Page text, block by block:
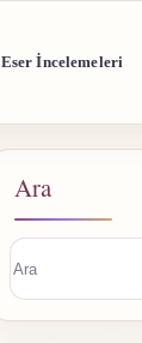
Eser İncelemeleri
Ara